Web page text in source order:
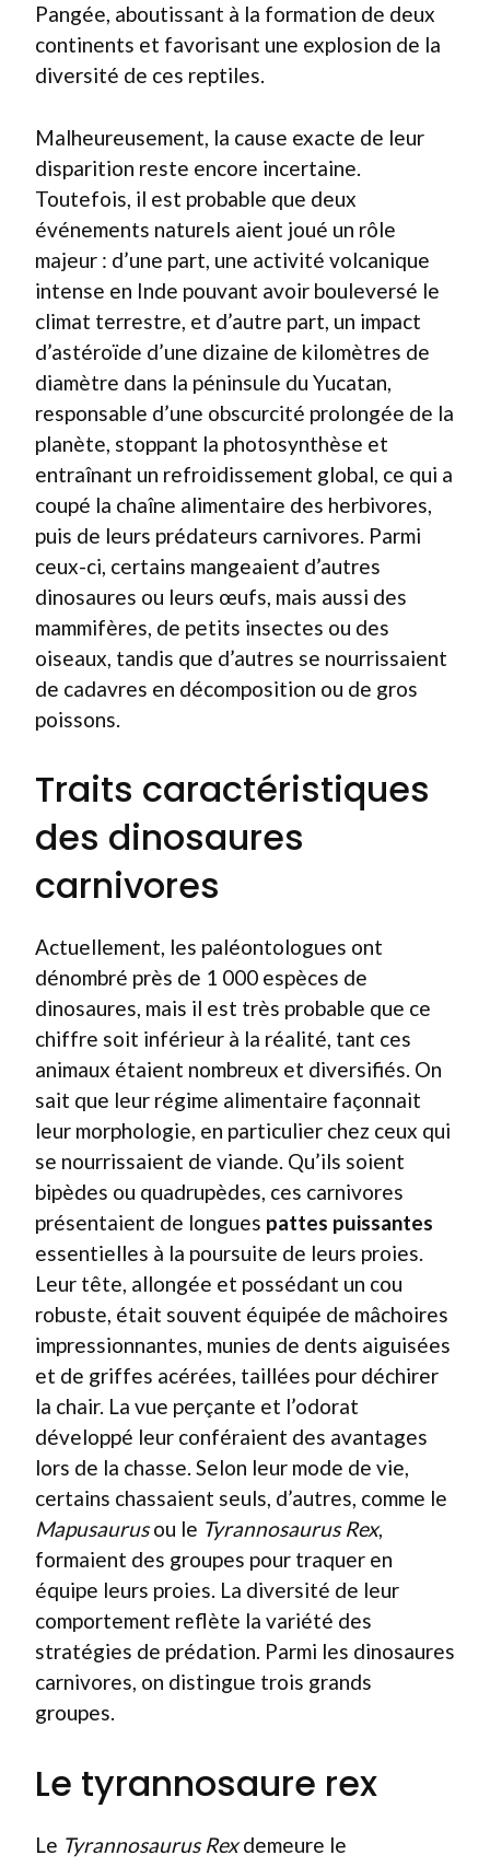
Pangée, aboutissant à la formation de deux
continents et favorisant une explosion de la
diversité de ces reptiles.
Malheureusement, la cause exacte de leur
disparition reste encore incertaine.
Toutefois, il est probable que deux
événements naturels aient joué un rôle
majeur : d’une part, une activité volcanique
intense en Inde pouvant avoir bouleversé le
climat terrestre, et d’autre part, un impact
d’astéroïde d’une dizaine de kilomètres de
diamètre dans la péninsule du Yucatan,
responsable d’une obscurcité prolongée de la
planète, stoppant la photosynthèse et
entraînant un refroidissement global, ce qui a
coupé la chaîne alimentaire des herbivores,
puis de leurs prédateurs carnivores. Parmi
ceux-ci, certains mangeaient d’autres
dinosaures ou leurs œufs, mais aussi des
mammifères, de petits insectes ou des
oiseaux, tandis que d’autres se nourrissaient
de cadavres en décomposition ou de gros
poissons.
Traits caractéristiques
des dinosaures
carnivores
Actuellement, les paléontologues ont
dénombré près de 1 000 espèces de
dinosaures, mais il est très probable que ce
chiffre soit inférieur à la réalité, tant ces
animaux étaient nombreux et diversifiés. On
sait que leur régime alimentaire façonnait
leur morphologie, en particulier chez ceux qui
se nourrissaient de viande. Qu’ils soient
bipèdes ou quadrupèdes, ces carnivores
présentaient de longues pattes puissantes
essentielles à la poursuite de leurs proies.
Leur tête, allongée et possédant un cou
robuste, était souvent équipée de mâchoires
impressionnantes, munies de dents aiguisées
et de griffes acérées, taillées pour déchirer
la chair. La vue perçante et l’odorat
développé leur conféraient des avantages
lors de la chasse. Selon leur mode de vie,
certains chassaient seuls, d’autres, comme le
Mapusaurusou le Tyrannosaurus Rex,
formaient des groupes pour traquer en
équipe leurs proies. La diversité de leur
comportement reflète la variété des
stratégies de prédation. Parmi les dinosaures
carnivores, on distingue trois grands
groupes.
Le tyrannosaure rex
Le Tyrannosaurus Rexdemeure le